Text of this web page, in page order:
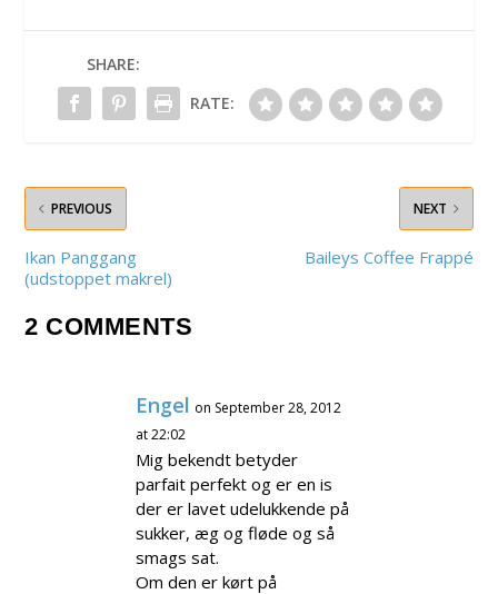
SHARE:
RATE:
PREVIOUS
Ikan Panggang
(udstoppet makrel)
NEXT
Baileys Coffee Frappé
2 COMMENTS
Engel on September 28, 2012
at 22:02
Mig bekendt betyder
parfait perfekt og er en is
der er lavet udelukkende på
sukker, æg og fløde og så
smags sat.
Om den er kørt på